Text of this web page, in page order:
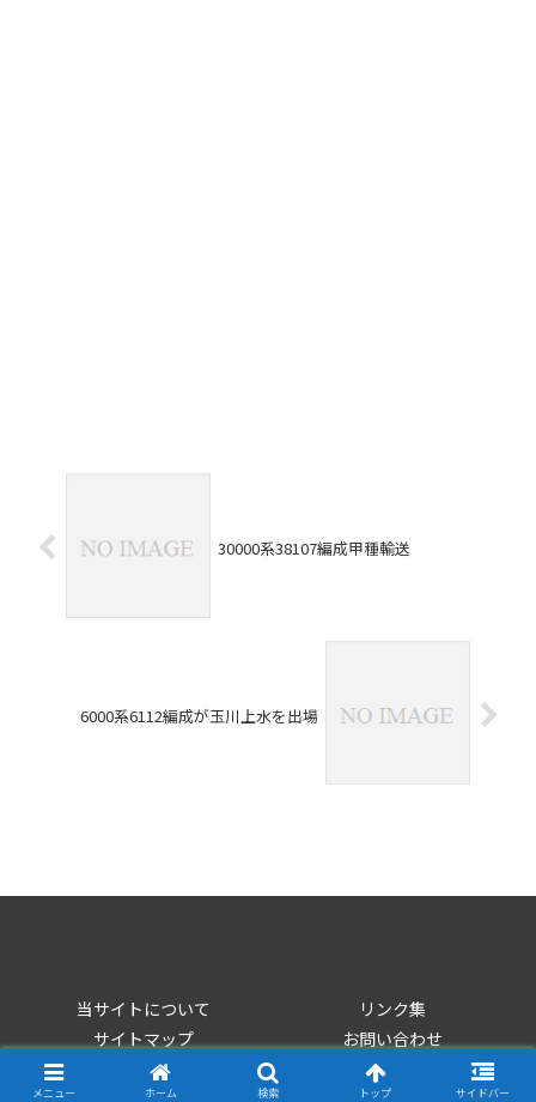
30000系38107編成甲種輸送
6000系6112編成が玉川上水を出場
当サイトについて
リンク集
サイトマップ
お問い合わせ
Copyright © 2006-2026 西武鉄道情報館 All Rights Reserved.
メニュー ホーム 検索 トップ サイドバー